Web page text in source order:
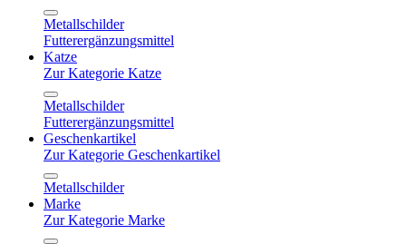
Metallschilder
Futterergänzungsmittel
Katze
Zur Kategorie Katze
Metallschilder
Futterergänzungsmittel
Geschenkartikel
Zur Kategorie Geschenkartikel
Metallschilder
Marke
Zur Kategorie Marke